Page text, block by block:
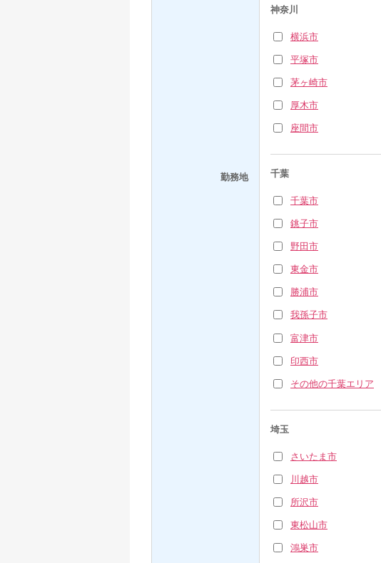
勤務地
神奈川
横浜市
平塚市
茅ヶ崎市
厚木市
座間市
千葉
千葉市
銚子市
野田市
東金市
勝浦市
我孫子市
富津市
印西市
その他の千葉エリア
埼玉
さいたま市
川越市
所沢市
東松山市
鴻巣市